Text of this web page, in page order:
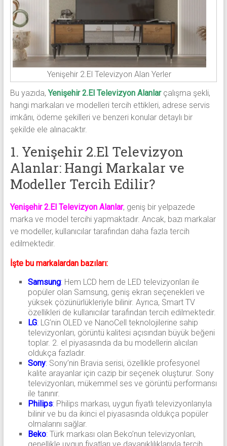
Yenişehir 2.El Televizyon Alan Yerler
Bu yazıda,Yenişehir 2.El Televizyon Alanlarçalışma şekli,
hangi markaları ve modelleri tercih ettikleri, adrese servis
imkânı, ödeme şekilleri ve benzeri konular detaylı bir
şekilde ele alınacaktır.
1. Yenişehir 2.El Televizyon
Alanlar: Hangi Markalar ve
Modeller Tercih Edilir?
Yenişehir 2.El Televizyon Alanlar, geniş bir yelpazede
marka ve model tercihi yapmaktadır. Ancak, bazı markalar
ve modeller, kullanıcılar tarafından daha fazla tercih
edilmektedir.
İşte bu markalardan bazıları:
Samsung:Hem LCD hem de LED televizyonları ile
popüler olan Samsung, geniş ekran seçenekleri ve
yüksek çözünürlükleriyle bilinir. Ayrıca, Smart TV
özellikleri de kullanıcılar tarafından tercih edilmektedir.
LG:LG’nin OLED ve NanoCell teknolojilerine sahip
televizyonları, görüntü kalitesi açısından büyük beğeni
toplar. 2. el piyasasında da bu modellerin alıcıları
oldukça fazladır.
Sony:Sony’nin Bravia serisi, özellikle profesyonel
kalite arayanlar için cazip bir seçenek oluşturur. Sony
televizyonları, mükemmel ses ve görüntü performansı
ile tanınır.
Philips:Philips markası, uygun fiyatlı televizyonlarıyla
bilinir ve bu da ikinci el piyasasında oldukça popüler
olmalarını sağlar.
Beko:Türk markası olan Beko’nun televizyonları,